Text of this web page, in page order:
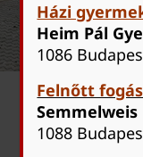
Házi
Heim Pál
1086
Felnőtt
1088